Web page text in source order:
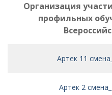
Организация
профильных
Артек 11
Артек 2